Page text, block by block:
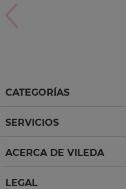
CATEGORÍAS
SERVICIOS
ACERCA DE VILEDA
LEGAL